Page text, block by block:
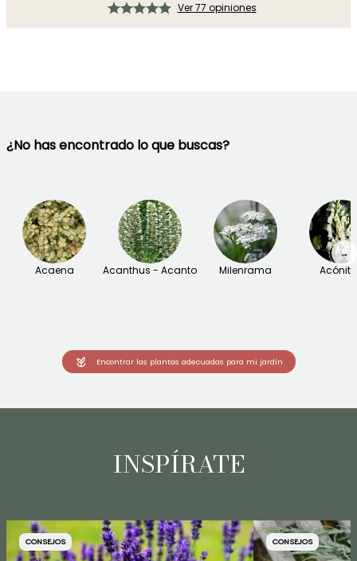
Ver 77 opiniones
¿No has encontrado lo que buscas?
Acaena Acanthus - Acanto Milenrama
→
Encontrar las plantas adecuadas para mi jardín
INSPÍRATE
CONSEJOS CONSEJOS